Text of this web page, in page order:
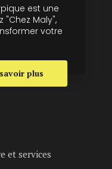
est une
"Chez Maly",
votre
plus
et services